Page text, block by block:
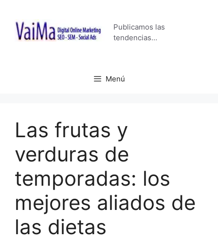
contenido
Publicamos las
tendencias…
Menú
Las frutas y
verduras de
temporadas: los
mejores aliados de
las dietas